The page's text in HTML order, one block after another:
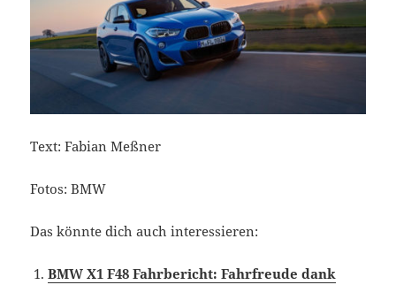
Text: Fabian Meßner
Fotos: BMW
Das könnte dich auch interessieren:
BMW X1 F48 Fahrbericht: Fahrfreude dank